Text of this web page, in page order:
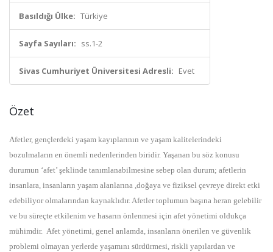
Basıldığı Ülke: Türkiye
Sayfa Sayıları: ss.1-2
Sivas Cumhuriyet Üniversitesi Adresli: Evet
Özet
Afetler, gençlerdeki yaşam kayıplarının ve yaşam kalitelerindeki
bozulmaların en önemli nedenlerinden biridir. Yaşanan bu söz konusu
durumun ‘afet’ şeklinde tanımlanabilmesine sebep olan durum; afetlerin
insanlara, insanların yaşam alanlarına ,doğaya ve fiziksel çevreye direkt etki
edebiliyor olmalarından kaynaklıdır. Afetler toplumun başına heran gelebilir
ve bu süreçte etkilenim ve hasarın önlenmesi için afet yönetimi oldukça
mühimdir. Afet yönetimi, genel anlamda, insanların önerilen ve güvenlik
problemi olmayan yerlerde yaşamını sürdürmesi, riskli yapılardan ve